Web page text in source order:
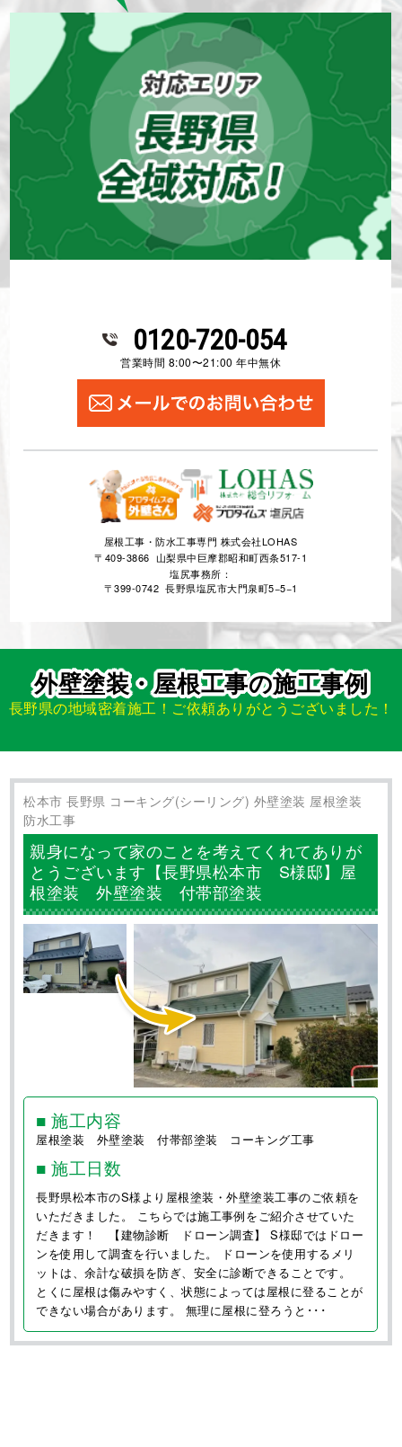
松本市 長野県
コーキング(シーリング)
外壁塗装
屋根塗装 防水工事
お客様の声一覧を見る
0120-720-054
営業時間 8:00〜21:00 年中無休
〒409-3866 山梨県中巨摩郡昭和町西条517-1
塩尻事務所：
〒399-0742 長野県塩尻市大門泉町5−5−1
外壁塗装・屋根工事の施工事例
長野県の地域密着施工！ご依頼ありがとうございました！
親身になって家のことを考えてくれてありが
とうございます【長野県松本市 S様邸】屋
根塗装 外壁塗装 付帯部塗装
■ 施工内容